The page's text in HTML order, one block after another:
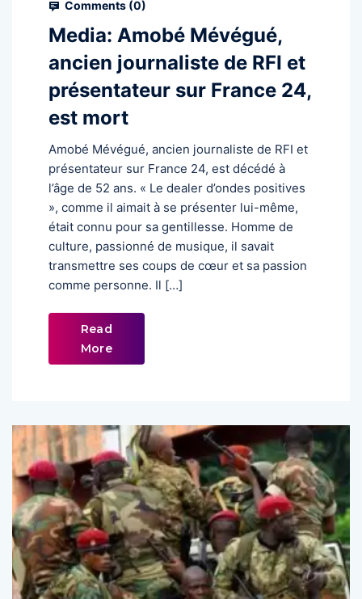
Comments (0)
Media: Amobé Mévégué,
ancien journaliste de RFI et
présentateur sur France 24,
est mort
Amobé Mévégué, ancien journaliste de RFI et
présentateur sur France 24, est décédé à
l’âge de 52 ans. « Le dealer d’ondes positives
», comme il aimait à se présenter lui-même,
était connu pour sa gentillesse. Homme de
culture, passionné de musique, il savait
transmettre ses coups de cœur et sa passion
comme personne. Il […]
Read
More